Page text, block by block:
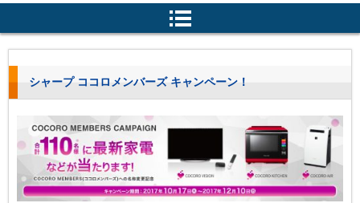
シャープ ココロメンバーズ キャンペーン！